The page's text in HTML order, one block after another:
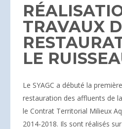
TRAVAUX
LE
Le SYAGC a débuté la
restauration des affluents de
le Contrat Territorial Milieux
2014-2018. Ils sont réalisés